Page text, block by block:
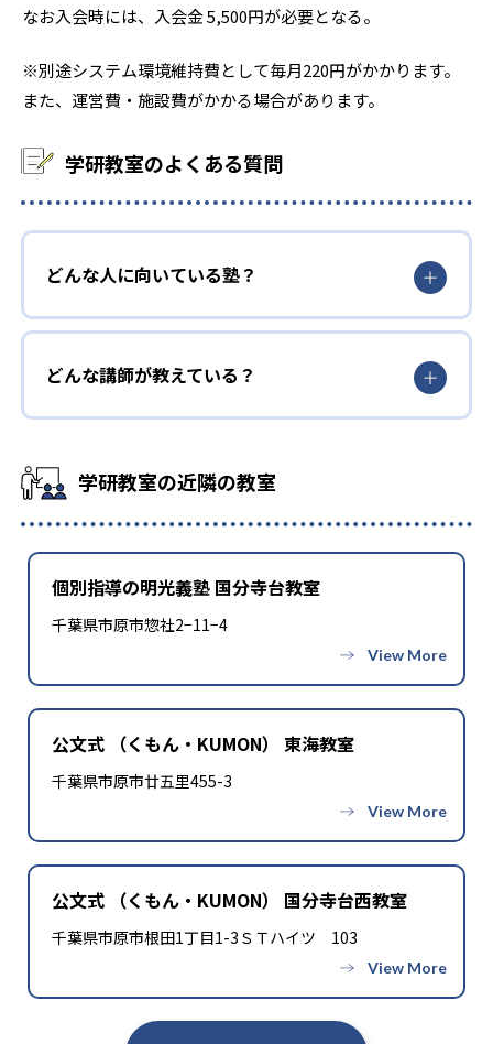
なお入会時には、入会金 5,500円が必要となる。
※別途システム環境維持費として毎月220円がかかります。
また、運営費・施設費がかかる場合があります。
学研教室のよくある質問
どんな人に向いている塾？
どんな講師が教えている？
学研教室の近隣の教室
個別指導の明光義塾 国分寺台教室
千葉県市原市惣社2−11−4
公文式 （くもん・KUMON） 東海教室
千葉県市原市廿五里455-3
公文式 （くもん・KUMON） 国分寺台西教室
千葉県市原市根田1丁目1-3ＳＴハイツ 103